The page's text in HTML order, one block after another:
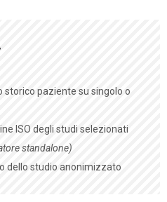
storico paziente su singolo o
ISO degli studi selezionati
standalone)
dello studio anonimizzato